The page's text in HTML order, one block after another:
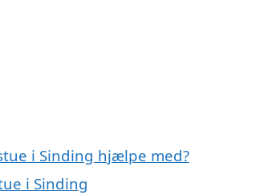
i Sinding hjælpe med?
i Sinding